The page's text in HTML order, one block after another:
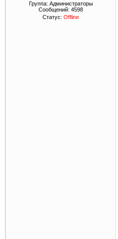
Группа: Администраторы
Сообщений: 4598
Статус: Offline